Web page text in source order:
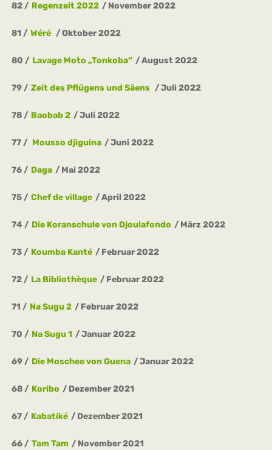
82 Regenzeit 2022 November 2022
81 Wéré Oktober 2022
80 Lavage Moto „Tonkoba“ August 2022
79 Zeit des Pflügens und Säens Juli 2022
78 Baobab 2 Juli 2022
77 Mousso djiguina Juni 2022
76 Daga Mai 2022
75 Chef de village April 2022
74 Die Koranschule von Djoulafondo März 2022
73 Koumba Kanté Februar 2022
72 La Bibliothèque Februar 2022
71 Na Sugu 2 Februar 2022
70 Na Sugu 1 Januar 2022
69 Die Moschee von Guena Januar 2022
68 Koribo Dezember 2021
67 Kabatiké Dezember 2021
66 Tam Tam November 2021